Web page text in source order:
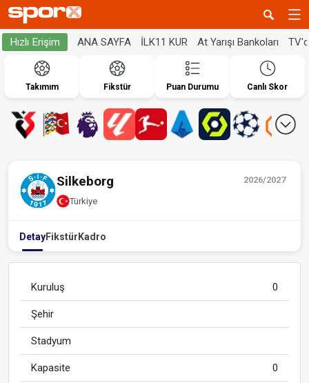
Hızlı Erişim ANA SAYFA İLK11 KUR At Yarışı Bankoları
Takımım Fikstür Puan Durumu Canlı Skor
2026/2027
Silkeborg
Türkiye
DetayFikstür Kadro
Kuruluş 0
Şehir
Stadyum
Kapasite 0